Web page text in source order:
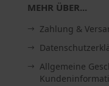
MEHR ÜBER...
Zahlung &
Allgemeine